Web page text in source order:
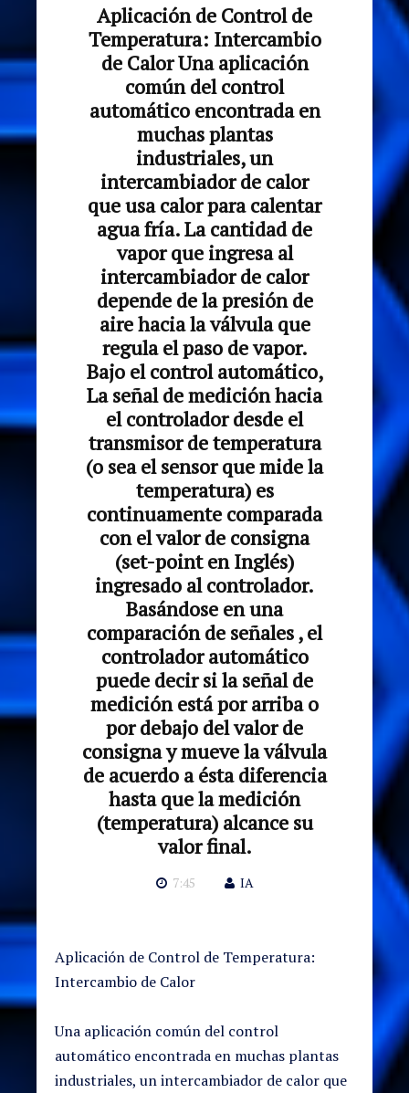
Aplicación de Control de
Temperatura: Intercambio
de Calor Una aplicación
común del control
automático encontrada en
muchas plantas
industriales, un
intercambiador de calor
que usa calor para calentar
agua fría. La cantidad de
vapor que ingresa al
intercambiador de calor
depende de la presión de
aire hacia la válvula que
regula el paso de vapor.
Bajo el control automático,
La señal de medición hacia
el controlador desde el
transmisor de temperatura
(o sea el sensor que mide la
temperatura) es
continuamente comparada
con el valor de consigna
(set-point en Inglés)
ingresado al controlador.
Basándose en una
comparación de señales , el
controlador automático
puede decir si la señal de
medición está por arriba o
por debajo del valor de
consigna y mueve la válvula
de acuerdo a ésta diferencia
hasta que la medición
(temperatura) alcance su
valor final.
7:45 IA
Aplicación de Control de Temperatura:
Intercambio de Calor
Una aplicación común del control
automático encontrada en muchas plantas
industriales, un intercambiador de calor que